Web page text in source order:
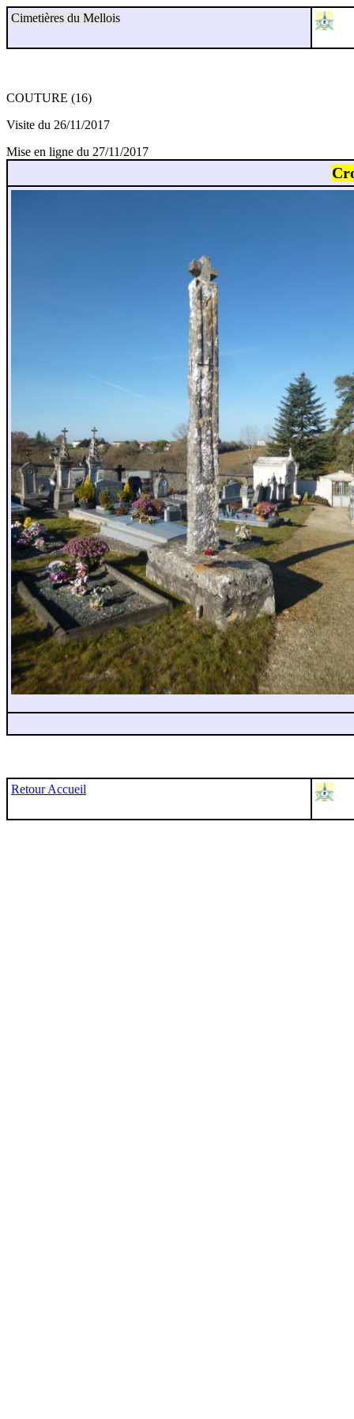
Cimetières du Mellois
COUTURE (16)
Visite du 26/11/2017
Mise en ligne du 27/11/2017
Retour Accueil